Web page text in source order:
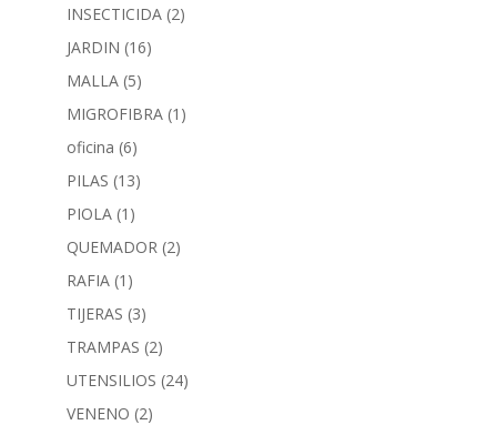
INSECTICIDA (2)
JARDIN (16)
MALLA (5)
MIGROFIBRA (1)
oficina (6)
PILAS (13)
PIOLA (1)
QUEMADOR (2)
RAFIA (1)
TIJERAS (3)
TRAMPAS (2)
UTENSILIOS (24)
VENENO (2)